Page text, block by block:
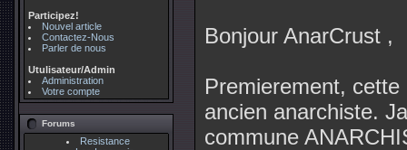
Participez!
Nouvel article
Contactez-Nous
Parler de nous
Utulisateur/Admin
Administration
Votre compte
Forums
Resistance
Bonjour AnarCrust ,
Premierement,
ancien anarchiste.
commune